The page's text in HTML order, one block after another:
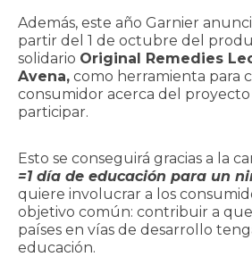
Además, este año Garnier
partir del 1 de octubre del
solidario Original Remedies
Avena, como herramienta para
consumidor acerca del proyecto
participar.
Esto se conseguirá gracias a la
=1 día de educación para un
quiere involucrar a los
objetivo común: contribuir a
países en vías de desarrollo
educación.